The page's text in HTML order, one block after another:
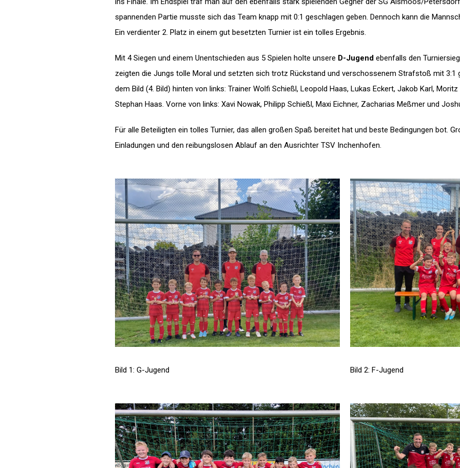
spannenden Partie musste sich das Team knapp mit 0:1 geschlagen geben. Dennoch kann die
Ein verdienter 2. Platz in einem gut besetzten Turnier ist ein tolles Ergebnis.
Mit 4 Siegen und einem Unentschieden aus 5 Spielen holte unsere D-Jugend ebenfalls den
zeigten die Jungs tolle Moral und setzten sich trotz Rückstand und verschossenem Strafstoß mit 3:1
dem Bild (4. Bild) hinten von links: Trainer Wolfi Schießl, Leopold Haas, Lukas Eckert, Jakob Karl,
Stephan Haas. Vorne von links: Xavi Nowak, Philipp Schießl, Maxi Eichner, Zacharias Meßmer und
Für alle Beteiligten ein tolles Turnier, das allen großen Spaß bereitet hat und beste Bedingungen bot.
Einladungen und den reibungslosen Ablauf an den Ausrichter TSV Inchenhofen.
Bild 1: G-Jugend Bild 2: F-Jugend